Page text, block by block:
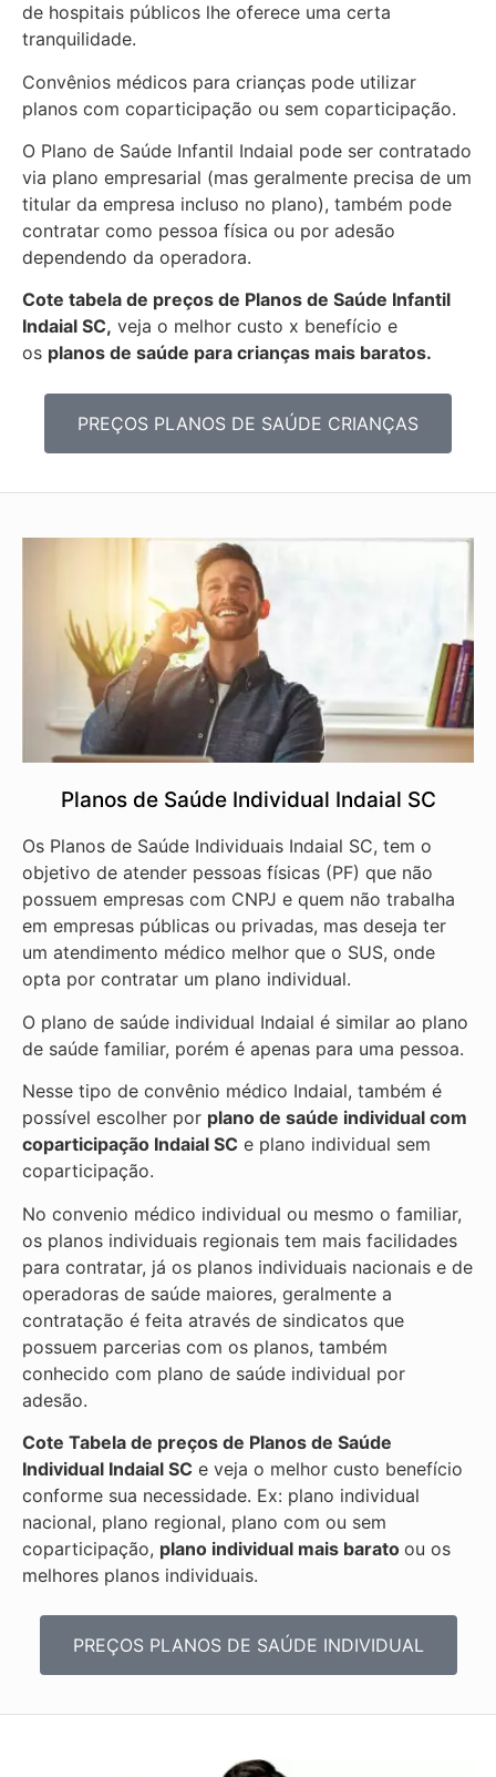
de hospitais públicos lhe oferece uma certa
tranquilidade.
Convênios médicos para crianças pode utilizar
planos com coparticipação ou sem coparticipação.
O Plano de Saúde Infantil Indaial pode ser contratado
via plano empresarial (mas geralmente precisa de um
titular da empresa incluso no plano), também pode
contratar como pessoa física ou por adesão
dependendo da operadora.
Cote tabela de preços de Planos de Saúde Infantil
Indaial SC, veja o melhor custo x benefício e
os planos de saúde para crianças mais baratos.
PREÇOS PLANOS DE SAÚDE CRIANÇAS
Planos de Saúde Individual Indaial SC
Os Planos de Saúde Individuais Indaial SC, tem o
objetivo de atender pessoas físicas (PF) que não
possuem empresas com CNPJ e quem não trabalha
em empresas públicas ou privadas, mas deseja ter
um atendimento médico melhor que o SUS, onde
opta por contratar um plano individual.
O plano de saúde individual Indaial é similar ao plano
de saúde familiar, porém é apenas para uma pessoa.
Nesse tipo de convênio médico Indaial, também é
possível escolher por plano de saúde individual com
coparticipação Indaial SC e plano individual sem
coparticipação.
No convenio médico individual ou mesmo o familiar,
os planos individuais regionais tem mais facilidades
para contratar, já os planos individuais nacionais e de
operadoras de saúde maiores, geralmente a
contratação é feita através de sindicatos que
possuem parcerias com os planos, também
conhecido com plano de saúde individual por
adesão.
Cote Tabela de preços de Planos de Saúde
Individual Indaial SC e veja o melhor custo benefício
conforme sua necessidade. Ex: plano individual
nacional, plano regional, plano com ou sem
coparticipação, plano individual mais barato ou os
melhores planos individuais.
PREÇOS PLANOS DE SAÚDE INDIVIDUAL